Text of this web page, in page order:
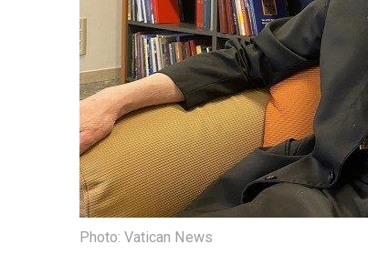
Photo: Vatican News